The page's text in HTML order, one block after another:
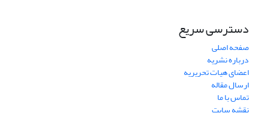
دسترسی سریع
صفحه اصلی
درباره نشریه
اعضای هیات تحریریه
ارسال مقاله
تماس با ما
نقشه سایت